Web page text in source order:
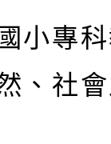
小專
、社